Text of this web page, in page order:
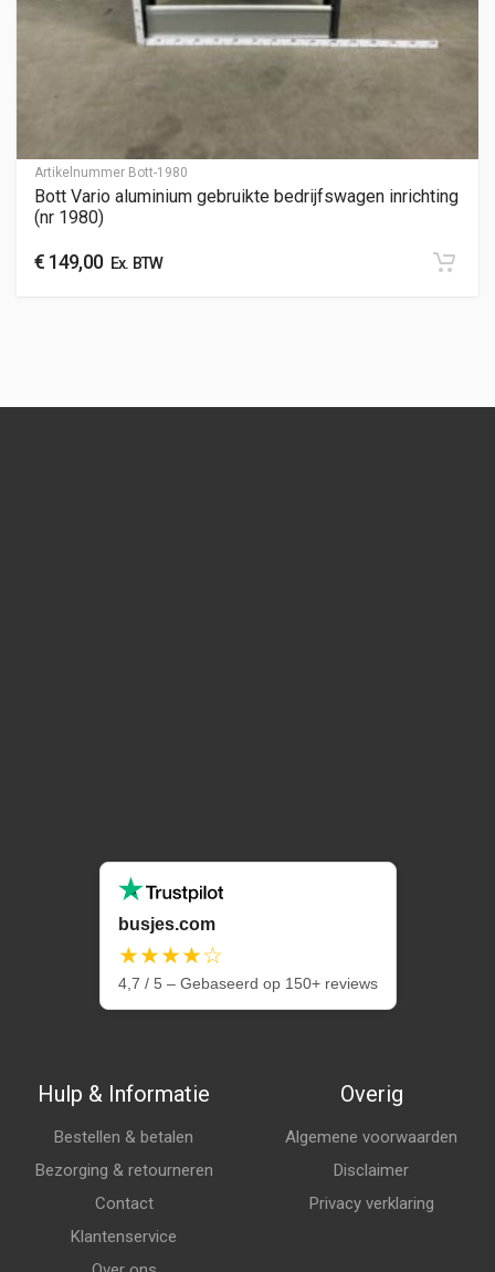
Artikelnummer Bott-1980
Bott Vario aluminium gebruikte bedrijfswagen inrichting
(nr 1980)
€ 149,00Ex. BTW
busjes.com
★★★★☆
4,7 / 5 – Gebaseerd op 150+ reviews
Hulp & Informatie
Bestellen & betalen
Bezorging & retourneren
Contact
Klantenservice
Overig
Algemene voorwaarden
Disclaimer
Privacy verklaring